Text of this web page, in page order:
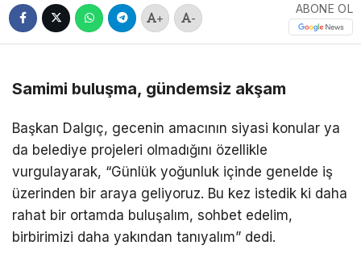
+ -
ABONE OL
Samimi buluşma, gündemsiz akşam
Başkan Dalgıç, gecenin amacının siyasi konular ya
da belediye projeleri olmadığını özellikle
vurgulayarak, “Günlük yoğunluk içinde genelde iş
üzerinden bir araya geliyoruz. Bu kez istedik ki daha
rahat bir ortamda buluşalım, sohbet edelim,
birbirimizi daha yakından tanıyalım” dedi.